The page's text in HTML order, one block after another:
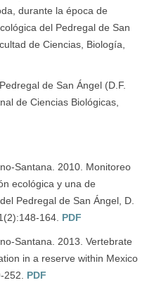
durante la época de
del Pedregal de San
de Ciencias, Biología,
de San Ángel (D.F.
de Ciencias Biológicas,
Santana. 2010. Monitoreo
ecológica y una de
Pedregal de San Ángel, D.
164. PDF
Santana. 2013. Vertebrate
in a reserve within Mexico
PDF